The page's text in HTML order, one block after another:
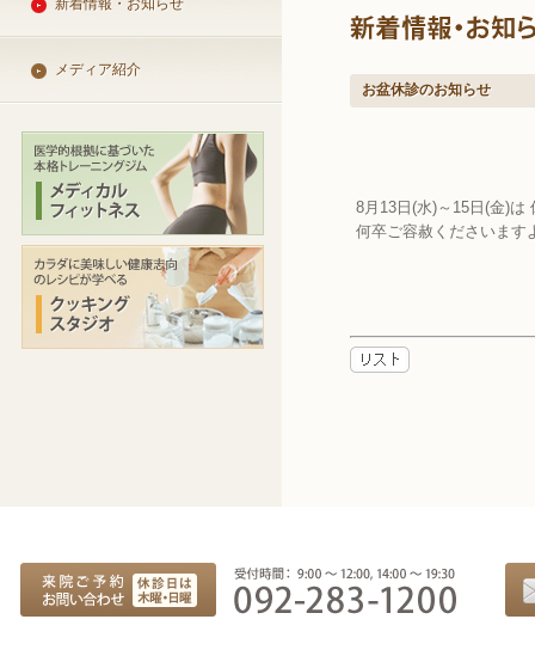
新着情報・お知らせ
メディア紹介
お盆休診のお知らせ
8月13日(水)～15日(金)は
何卒ご容赦くださいます